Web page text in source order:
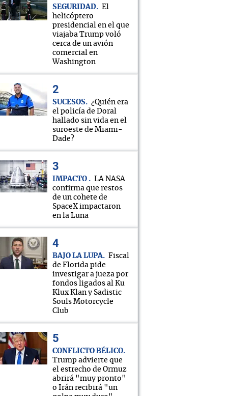
SEGURIDAD
El
helicóptero
presidencial en el que
viajaba Trump voló
cerca de un avión
comercial en
Washington
SUCESOS
¿Quién era
el policía de Doral
hallado sin vida en el
suroeste de Miami-
Dade?
IMPACTO
LA NASA
confirma que restos
de un cohete de
SpaceX impactaron
en la Luna
BAJO LA LUPA
Fiscal
de Florida pide
investigar a jueza por
fondos ligados al Ku
Klux Klan y Sadistic
Souls Motorcycle
Club
CONFLICTO BÉLICO
Trump advierte que
el estrecho de Ormuz
abrirá "muy pronto"
o Irán recibirá "un